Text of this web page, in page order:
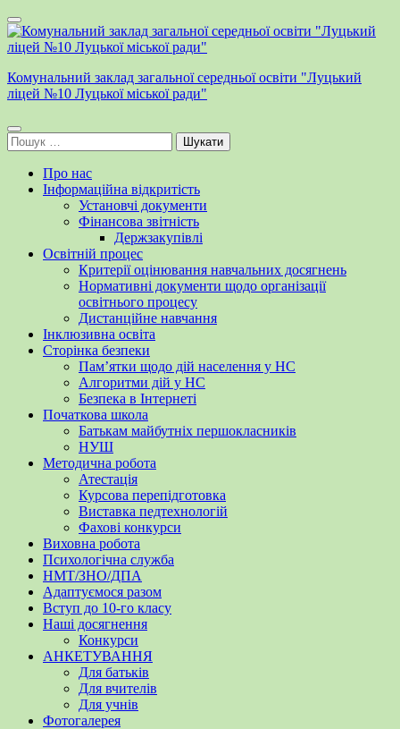
Перейти
до
вмісту
Enter)
Комунальний заклад загальної середньої освіти "Луцький
ліцей №10 Луцької міської ради"
Пошук:
Про нас
Інформаційна відкритість
Установчі документи
Фінансова звітність
Держзакупівлі
Освітній процес
Критерії оцінювання навчальних досягнень
Нормативні документи щодо організації
освітнього процесу
Дистанційне навчання
Інклюзивна освіта
Сторінка безпеки
Пам’ятки щодо дій населення у НС
Алгоритми дій у НС
Безпека в Інтернеті
Початкова школа
Батькам майбутніх першокласників
НУШ
Методична робота
Атестація
Курсова перепідготовка
Виставка педтехнологій
Фахові конкурси
Виховна робота
Психологічна служба
НМТ/ЗНО/ДПА
Адаптуємося разом
Вступ до 10-го класу
Наші досягнення
Конкурси
АНКЕТУВАННЯ
Для батьків
Для вчителів
Для учнів
Фотогалерея